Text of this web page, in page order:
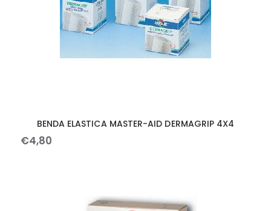
BENDA ELASTICA MASTER-AID DERMAGRIP 4X4
€4,80